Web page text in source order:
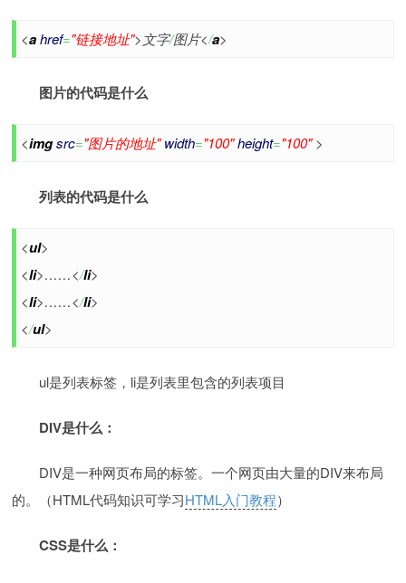
<a href="链接地址">文字/图片</a>
图片的代码是什么
<imgsrc="图片的地址" width="100"height="100">
列表的代码是什么
<ul>
<li>……</li>
<li>……</li>
</ul>
ul是列表标签，li是列表里包含的列表项目
DIV是什么：
DIV是一种网页布局的标签。一个网页由大量的DIV来布局
的。（HTML代码知识可学习HTML入门教程）
CSS是什么：